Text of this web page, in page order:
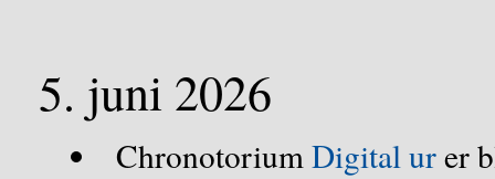
5. juni 2026
ChronotoriumDigital urer